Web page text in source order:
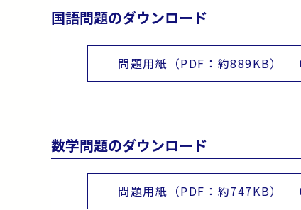
国語問題のダウンロード
問題用紙（PDF：約889KB）
数学問題のダウンロード
問題用紙（PDF：約747KB）